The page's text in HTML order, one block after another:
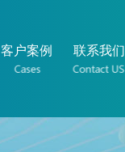
客户案例 联系我们